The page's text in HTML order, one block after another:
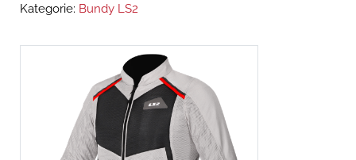
Kategorie: Bundy LS2